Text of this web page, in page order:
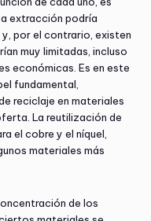
extracción podría
por el contrario, existen
muy limitadas, incluso
económicas. Es en este
fundamental,
reciclaje en materiales
La reutilización de
el cobre y el níquel,
materiales más
de los